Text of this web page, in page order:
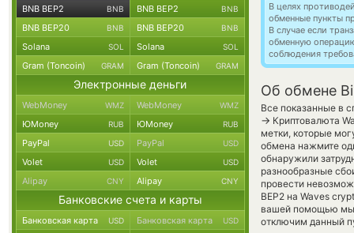
В целях
обменные пункты
В случае если
обменную
соблюдения
Об обмене
Все показанные в
→ Криптовалюта
метки, которые
обмена нажмите
обнаружили
разнообразные
провести
BEP2 на Waves
вашей помощью мы
отключим данный
BNB BEP2 BNB BNB BEP2 BNB
BNB BEP20 BNB BNB BEP20 BNB
Solana SOL Solana SOL
Gram (Toncoin) GRAM Gram (Toncoin) GRAM
Электронные деньги
WebMoney WMZ WebMoney WMZ
ЮMoney RUB ЮMoney RUB
PayPal USD PayPal USD
Volet USD Volet USD
Alipay CNY Alipay CNY
Банковские счета и карты
Банковская карта USD Банковская карта USD